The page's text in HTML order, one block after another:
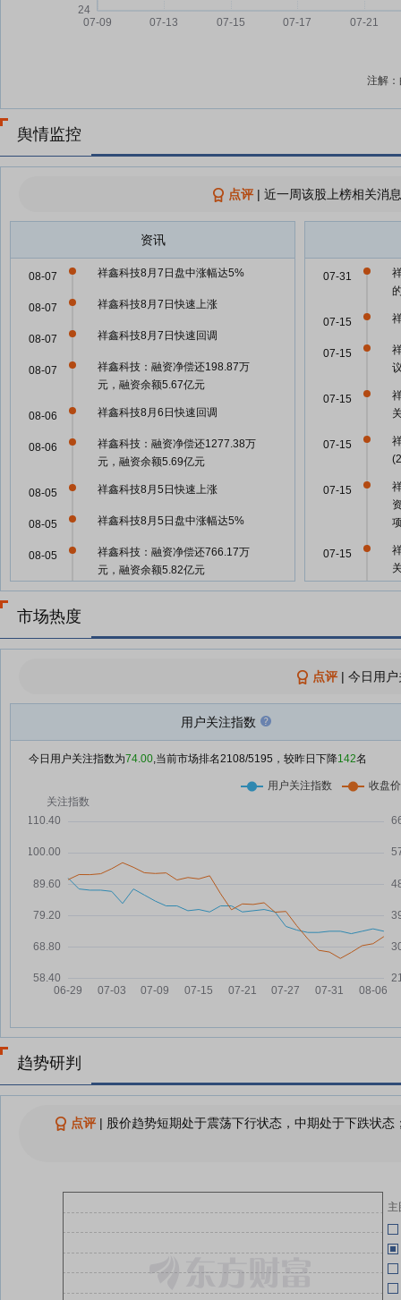
注解
舆情监控
点评| 近一周该股上榜相关消
资讯
祥鑫科技8月7日盘中涨幅达5%
08-07
祥鑫科技8月7日快速上涨
08-07
祥鑫科技8月7日快速回调
08-07
祥鑫科技：融资净偿还198.87万
元，融资余额5.67亿元
08-07
祥鑫科技8月6日快速回调
08-06
祥鑫科技：融资净偿还1277.38万
元，融资余额5.69亿元
08-06
祥鑫科技8月5日快速上涨
08-05
祥鑫科技8月5日盘中涨幅达5%
08-05
祥鑫科技：融资净偿还766.17万
元，融资余额5.82亿元
08-05
祥鑫科技8月3日快速反弹
08-03
08-03
祥鑫科技7月31日盘中涨幅达5%
祥鑫科技7月31日快速反弹
07-31
07-15
07-15
07-15
07-15
07-15
07-15
07-03
06-25
06-25
04-23
04-23
04-23
市场热度
点评| 今日用
用户关注指数
今日用户关注指数为74.00,当前市场排名2108/5195，较昨日下降142名
趋势研判
点评| 股价趋势短期处于震荡下行状态，中期处于下跌状
主